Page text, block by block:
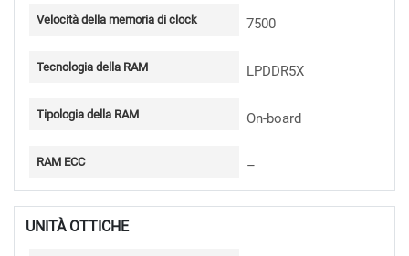
Velocità della memoria di clock 7500
Tecnologia della RAM LPDDR5X
Tipologia della RAM On-board
RAM ECC –
UNITÀ OTTICHE